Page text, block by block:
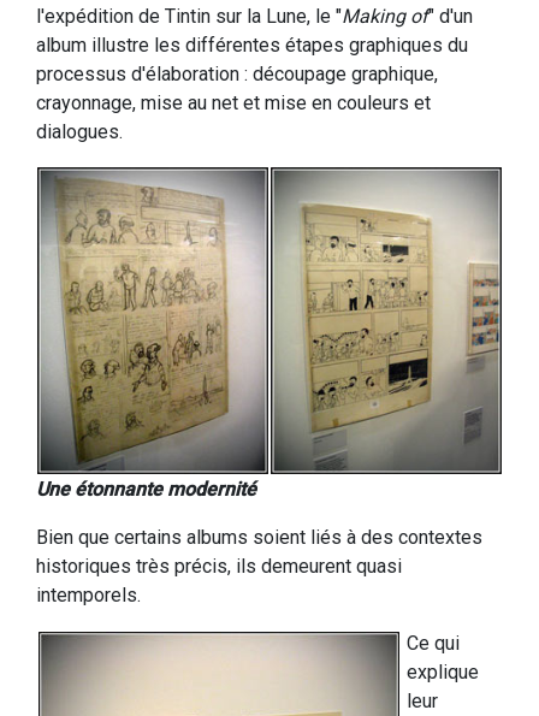
l'expédition de Tintin sur la Lune, le "Making of" d'un
album illustre les différentes étapes graphiques du
processus d'élaboration : découpage graphique,
crayonnage, mise au net et mise en couleurs et
dialogues.
Une étonnante modernité
Bien que certains albums soient liés à des contextes
historiques très précis, ils demeurent quasi
intemporels.
Ce qui
explique
leur